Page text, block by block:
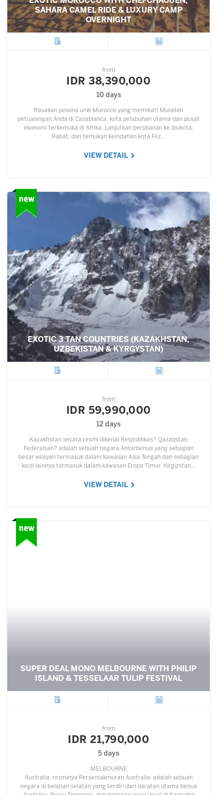
SAHARA CAMEL RIDE & LUXURY CAMP
OVERNIGHT
from
IDR 38,390,000
10 days
Rasakan pesona unik Morocco yang memikat! Mulailah
petualangan Anda di Casablanca, kota pelabuhan utama dan pusat
ekonomi terkemuka di Afrika. Lanjutkan perjalanan ke ibukota,
Rabat, dan temukan keindahan kota Fez…
VIEW DETAIL
EXOTIC 3 TAN COUNTRIES (KAZAKHSTAN,
UZBEKISTAN & KYRGYSTAN)
from
IDR 59,990,000
12 days
Kazakhstan secara resmi dikenal Respublikas? Qazaqstan
Federalsan? adalah sebuah negara Antarbenua yang sebagian
besar wilayah termasuk dalam kawasan Asia Tengah dan sebagian
kecil lainnya termasuk dalam kawasan Eropa Timur. Kirgizstan…
VIEW DETAIL
SUPER DEAL MONO MELBOURNE WITH PHILIP
ISLAND & TESSELAAR TULIP FESTIVAL
from
IDR 21,790,000
5 days
MELBOURNE
Australia, resminya Persemakmuran Australia, adalah sebuah
negara di belahan selatan yang terdiri dari daratan utama benua